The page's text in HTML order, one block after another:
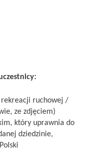
ruchowej /
ze zdjęciem)
który uprawnia do
dziedzinie,